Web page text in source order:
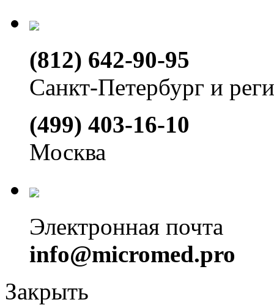
(812) 642-90-95
Санкт-Петербург и
(499) 403-16-10
Москва
Электронная почта
info@micromed.pro
Закрыть